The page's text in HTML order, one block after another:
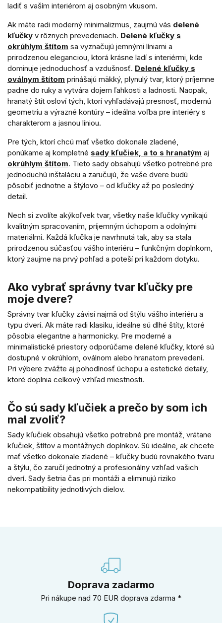
ladiť s vaším interiérom aj osobným vkusom.
Ak máte radi moderný minimalizmus, zaujmú vás delené
kľučky v rôznych prevedeniach. Delené kľučky s
okrúhlym štítom sa vyznačujú jemnými líniami a
prirodzenou eleganciou, ktorá krásne ladí s interiérmi, kde
dominuje jednoduchosť a vzdušnosť. Delené kľučky s
oválnym štítom prinášajú mäkký, plynulý tvar, ktorý príjemne
padne do ruky a vytvára dojem ľahkosti a ladnosti. Naopak,
hranatý štít osloví tých, ktorí vyhľadávajú presnosť, modernú
geometriu a výrazné kontúry – ideálna voľba pre interiéry s
charakterom a jasnou líniou.
Pre tých, ktorí chcú mať všetko dokonale zladené,
ponúkame aj kompletné sady kľučiek, a to s hranatým aj
okrúhlym štítom. Tieto sady obsahujú všetko potrebné pre
jednoduchú inštaláciu a zaručujú, že vaše dvere budú
pôsobiť jednotne a štýlovo – od kľučky až po posledný
detail.
Nech si zvolíte akýkoľvek tvar, všetky naše kľučky vynikajú
kvalitným spracovaním, príjemným úchopom a odolnými
materiálmi. Každá kľučka je navrhnutá tak, aby sa stala
prirodzenou súčasťou vášho interiéru – funkčným doplnkom,
ktorý zaujme na prvý pohľad a poteší pri každom dotyku.
Ako vybrať správny tvar kľučky pre
moje dvere?
Správny tvar kľučky závisí najmä od štýlu vášho interiéru a
typu dverí. Ak máte radi klasiku, ideálne sú dlhé štíty, ktoré
pôsobia elegantne a harmonicky. Pre moderné a
minimalistické priestory odporúčame delené kľučky, ktoré sú
dostupné v okrúhlom, oválnom alebo hranatom prevedení.
Pri výbere zvážte aj pohodlnosť úchopu a estetické detaily,
ktoré doplnia celkový vzhľad miestnosti.
Čo sú sady kľučiek a prečo by som ich
mal zvoliť?
Sady kľučiek obsahujú všetko potrebné pre montáž, vrátane
kľučiek, štítov a montážnych doplnkov. Sú ideálne, ak chcete
mať všetko dokonale zladené – kľučky budú rovnakého tvaru
a štýlu, čo zaručí jednotný a profesionálny vzhľad vašich
dverí. Sady šetria čas pri montáži a eliminujú riziko
nekompatibility jednotlivých dielov.
Doprava zadarmo
Pri nákupe nad 70 EUR doprava zdarma *